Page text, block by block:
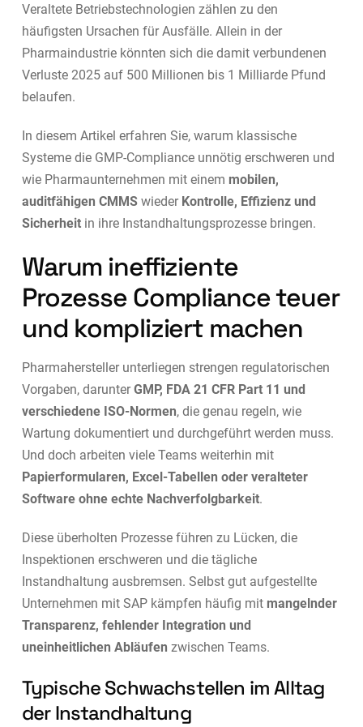
Veraltete Betriebstechnologien zählen zu den
häufigsten Ursachen für Ausfälle. Allein in der
Pharmaindustrie könnten sich die damit verbundenen
Verluste 2025 auf 500 Millionen bis 1 Milliarde Pfund
belaufen.
In diesem Artikel erfahren Sie, warum klassische
Systeme die GMP-Compliance unnötig erschweren und
wie Pharmaunternehmen mit einem mobilen,
auditfähigen CMMSwieder Kontrolle, Effizienz und
Sicherheitin ihre Instandhaltungsprozesse bringen.
Warum ineffiziente
Prozesse Compliance teuer
und kompliziert machen
Pharmahersteller unterliegen strengen regulatorischen
Vorgaben, darunterGMP, FDA 21 CFR Part 11 und
verschiedene ISO-Normen, die genau regeln, wie
Wartung dokumentiert und durchgeführt werden muss.
Und doch arbeiten viele Teams weiterhin mit
Papierformularen, Excel-Tabellen oder veralteter
Software ohne echte Nachverfolgbarkeit.
Diese überholten Prozesse führen zu Lücken, die
Inspektionen erschweren und die tägliche
Instandhaltung ausbremsen. Selbst gut aufgestellte
Unternehmen mit SAP kämpfen häufig mit mangelnder
Transparenz, fehlender Integration und
uneinheitlichen Abläufen zwischen Teams.
Typische Schwachstellen im Alltag
der Instandhaltung